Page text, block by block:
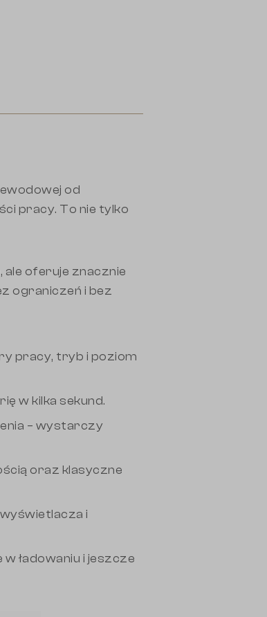
od
pracy. To nie tylko
oferuje znacznie
ograniczeń i bez
pracy, tryb i poziom
w kilka sekund.
– wystarczy
oraz klasyczne
i
ładowaniu i jeszcze